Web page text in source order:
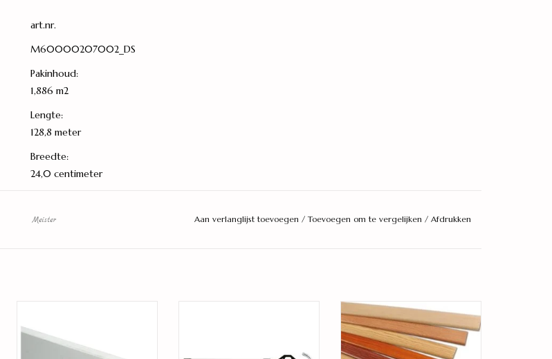
art.nr.
M60000207002_DS
Pakinhoud:
1,886 m2
Lengte:
128,8 meter
Breedte:
24,0 centimeter
10 millimeter
Multiclic
Meister Aan verlanglijst toevoegen /Toevoegen om te vergelijken / Afdrukken
TOEVOEGEN AAN WINKELWAGEN
bij passende plakplint
TOEVOEGEN AAN WINKELWAGEN